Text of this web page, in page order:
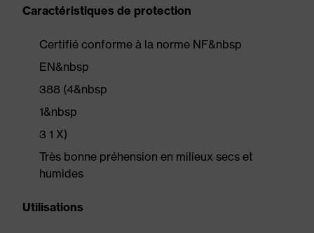
Caractéristiques de protection
Certifié conforme à la norme NF&nbsp
EN&nbsp
388 (4&nbsp
1&nbsp
3 1 X)
Très bonne préhension en milieux secs et
humides
Utilisations